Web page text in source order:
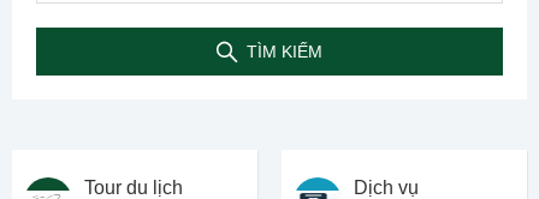
TÌM KIẾM
Tour du lịch Dịch vụ